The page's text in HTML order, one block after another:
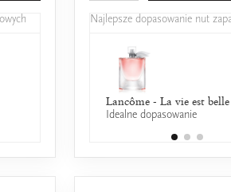
Lancôme - La Nuit Tresor a la
Najlepsze dopasowanie nut
Lancôme - La vie est belle
Idealne dopasowanie